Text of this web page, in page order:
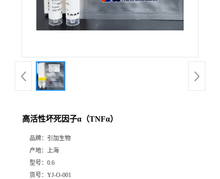
高活性坏死因子α（TNFα）
品牌： 引加生物
产地：
上海
型号： 0.6
货号： YJ-O-001